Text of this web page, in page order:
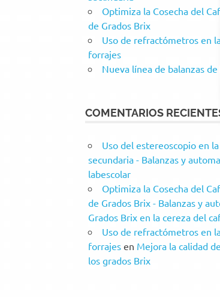
Optimiza la Cosecha del
de Grados Brix
Uso de refractómetros en
forrajes
Nueva línea de balanzas
COMENTARIOS
Uso del estereoscopio en
secundaria - Balanzas y
labescolar
Optimiza la Cosecha del
de Grados Brix - Balanzas y
Grados Brix en la cereza del
Uso de refractómetros en
forrajes en Mejora la calidad
los grados Brix